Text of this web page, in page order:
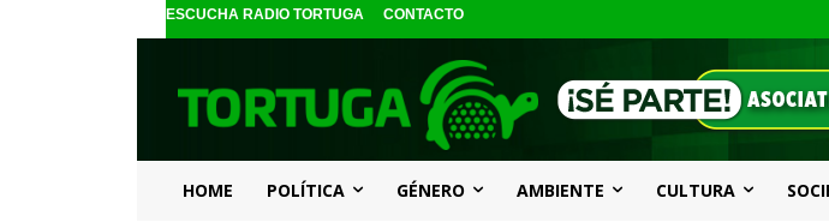
ESCUCHA RADIO TORTUGA CONTACTO
HOME POLÍTICA GÉNERO AMBIENTE CULTURA